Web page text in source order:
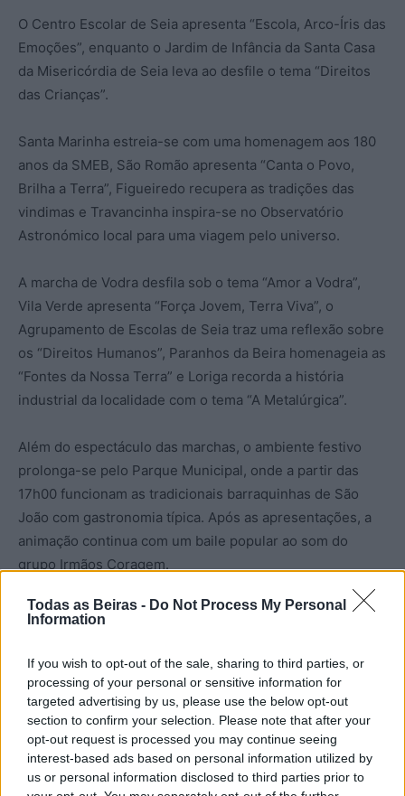
Todas as Beiras - Do Not Process My Personal
Information
If you wish to opt-out of the sale, sharing to third parties, or
processing of your personal or sensitive information for
targeted advertising by us, please use the below opt-out
section to confirm your selection. Please note that after your
opt-out request is processed you may continue seeing
interest-based ads based on personal information utilized by
us or personal information disclosed to third parties prior to
O Centro Escolar de Seia apresenta “Escola, Arco-Íris das
Emoções”, enquanto o Jardim de Infância da Santa Casa
da Misericórdia de Seia leva ao desfile o tema “Direitos
das Crianças”.
Santa Marinha estreia-se com uma homenagem aos 180
anos da SMEB, São Romão apresenta “Canta o Povo,
Brilha a Terra”, Figueiredo recupera as tradições das
vindimas e Travancinha inspira-se no Observatório
Astronómico local para uma viagem pelo universo.
A marcha de Vodra desfila sob o tema “Amor a Vodra”,
Vila Verde apresenta “Força Jovem, Terra Viva”, o
Agrupamento de Escolas de Seia traz uma reflexão sobre
os “Direitos Humanos”, Paranhos da Beira homenageia as
“Fontes da Nossa Terra” e Loriga recorda a história
industrial da localidade com o tema “A Metalúrgica”.
Além do espectáculo das marchas, o ambiente festivo
prolonga-se pelo Parque Municipal, onde a partir das
17h00 funcionam as tradicionais barraquinhas de São
João com gastronomia típica. Após as apresentações, a
animação continua com um baile popular ao som do
grupo Irmãos Coragem.
Ano após ano, as Marchas Populares de São João
participação comunitária do concelho de Seia, reunindo
escolas, associações, freguesias e colectividades numa
celebração que alia tradição, criatividade e espírito de
comunidade.